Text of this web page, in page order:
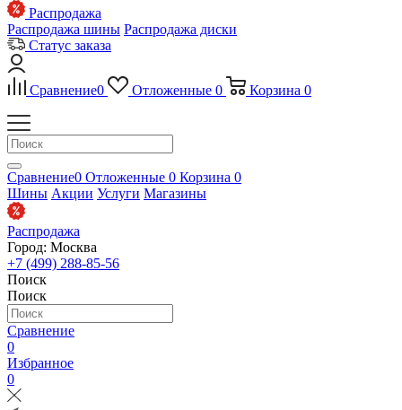
Распродажа
Распродажа шины Распродажа диски
Статус заказа
Сравнение0 Отложенные 0 Корзина 0
Сравнение0 Отложенные 0 Корзина 0
Шины Акции Услуги Магазины
Распродажа
Город: Москва
+7 (499) 288-85-56
Поиск
Поиск
Сравнение
0
Избранное
0